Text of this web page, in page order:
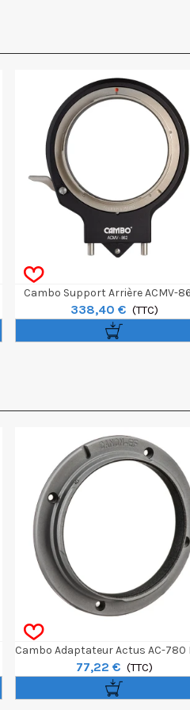
Cambo Support Arrière ACMV-
Monture GFX
338,40 € (TTC)
Cambo Adaptateur Actus AC-780
Canon EF
77,22 € (TTC)